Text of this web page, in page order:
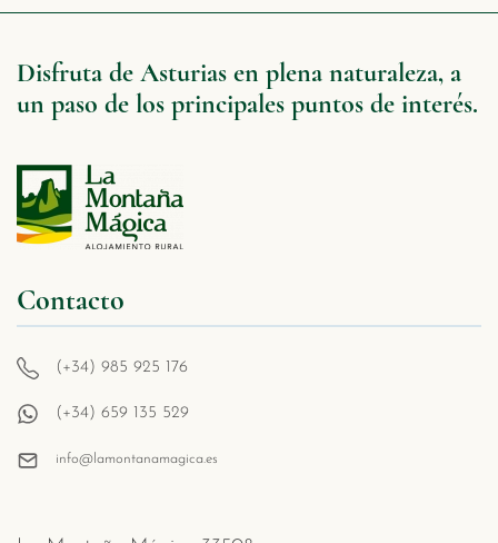
Disfruta de Asturias en plena naturaleza, a
un paso de los principales puntos de interés.
Contacto
(+34) 985 925 176
(+34) 659 135 529
info@lamontanamagica.es